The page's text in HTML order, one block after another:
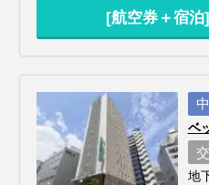
[航空券＋宿
ベ
地